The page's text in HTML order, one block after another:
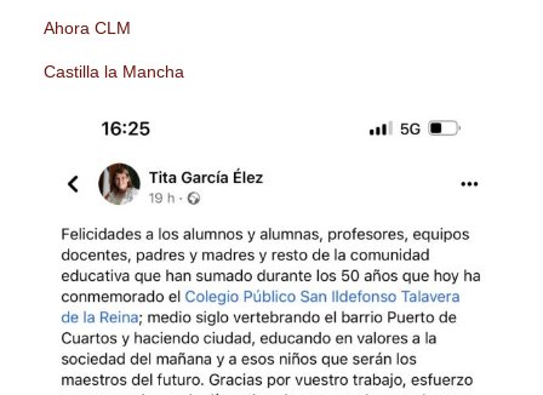
Ahora CLM
Castilla la Mancha